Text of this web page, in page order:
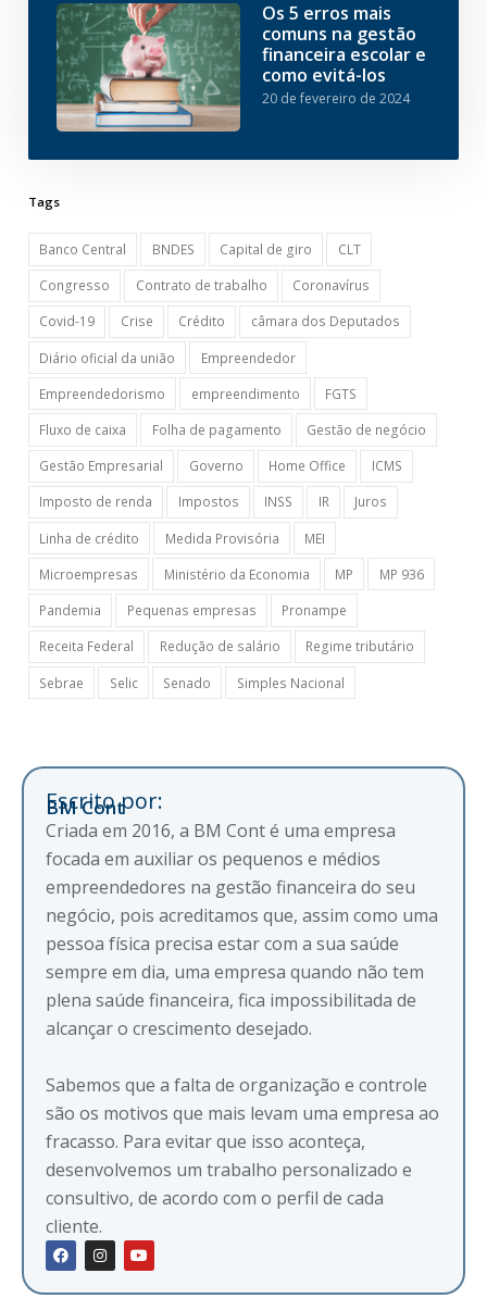
Os 5 erros mais
comuns na gestão
financeira escolar e
como evitá-los
20 de fevereiro de 2024
Tags
Banco Central BNDES Capital de giro
CLT
Congresso
Contrato de trabalho
Coronavírus
Covid-19
Crise Crédito
câmara dos Deputados
Diário oficial da união
Empreendedor
Empreendedorismo
empreendimento
FGTS
Fluxo de caixa
Folha de pagamento
Gestão de negócio
Gestão Empresarial
Governo Home Office
ICMS
Imposto de renda
Impostos INSS IR
Juros
Linha de crédito
Medida Provisória
MEI
Microempresas
Ministério da Economia MP
MP 936
Pandemia
Pequenas empresas
Pronampe
Receita Federal
Redução de salário
Regime tributário
Sebrae
Selic Senado Simples Nacional
Escrito por:
BM Cont
Criada em 2016, a BM Cont é uma empresa
focada em auxiliar os pequenos e médios
empreendedores na gestão financeira do seu
negócio, pois acreditamos que, assim como uma
pessoa física precisa estar com a sua saúde
sempre em dia, uma empresa quando não tem
plena saúde financeira, fica impossibilitada de
alcançar o crescimento desejado.
Sabemos que a falta de organização e controle
são os motivos que mais levam uma empresa ao
fracasso. Para evitar que isso aconteça,
desenvolvemos um trabalho personalizado e
consultivo, de acordo com o perfil de cada
cliente.